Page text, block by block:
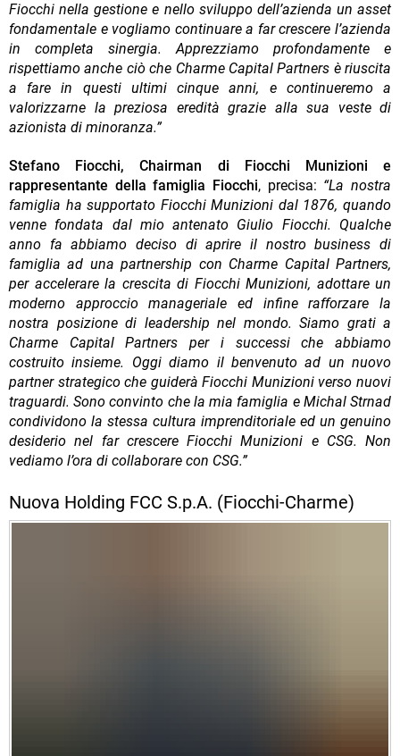
Fiocchi nella gestione e nello sviluppo dell’azienda un asset
fondamentale e vogliamo continuare a far crescere l’azienda
in completa sinergia. Apprezziamo profondamente e
rispettiamo anche ciò che Charme Capital Partners è riuscita
a fare in questi ultimi cinque anni, e continueremo a
valorizzarne la preziosa eredità grazie alla sua veste di
azionista di minoranza.”
Stefano Fiocchi, Chairman di Fiocchi Munizioni e
rappresentante della famiglia Fiocchi, precisa: “La nostra
famiglia ha supportato Fiocchi Munizioni dal 1876, quando
venne fondata dal mio antenato Giulio Fiocchi. Qualche
anno fa abbiamo deciso di aprire il nostro business di
famiglia ad una partnership con Charme Capital Partners,
per accelerare la crescita di Fiocchi Munizioni, adottare un
moderno approccio manageriale ed infine rafforzare la
nostra posizione di leadership nel mondo. Siamo grati a
Charme Capital Partners per i successi che abbiamo
costruito insieme. Oggi diamo il benvenuto ad un nuovo
partner strategico che guiderà Fiocchi Munizioni verso nuovi
traguardi. Sono convinto che la mia famiglia e Michal Strnad
condividono la stessa cultura imprenditoriale ed un genuino
desiderio nel far crescere Fiocchi Munizioni e CSG. Non
vediamo l’ora di collaborare con CSG.”
Nuova Holding FCC S.p.A. (Fiocchi-Charme)